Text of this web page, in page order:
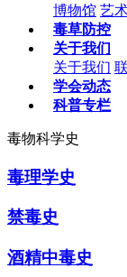
博物馆 艺
毒草防控
关于我们
关于我们
学会动态
科普专栏
毒物科学史
毒理学史
禁毒史
酒精中毒史